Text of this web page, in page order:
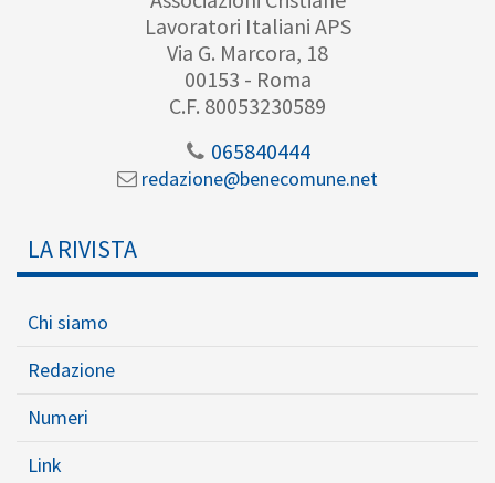
Lavoratori Italiani APS
Via G. Marcora, 18
00153 - Roma
C.F. 80053230589
065840444
redazione@benecomune.net
LA RIVISTA
Chi siamo
Redazione
Numeri
Link